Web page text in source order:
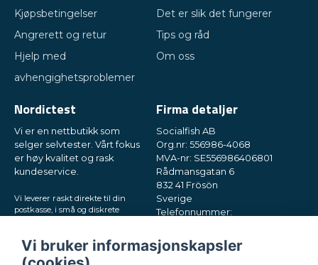
Kjøpsbetingelser
Angrerett og retur
Hjelp med
avhengighetsproblemer
Det er slik det fungerer
Tips og råd
Om oss
Nordictest
Vi er en nettbutikk som
selger selvtester. Vårt fokus
er høy kvalitet og rask
kundeservice.
Vi leverer raskt direkte til din
postkasse, i små og diskrete
Firma detaljer
Socialfish AB
Org.nr: 556986-4068
MVA-nr: SE556986406801
Rådmansgatan 6
832 41 Frösön
Sverige
Telefonnummer:
E-post:hey@nordictest.no
Vi bruker informasjonskapsler